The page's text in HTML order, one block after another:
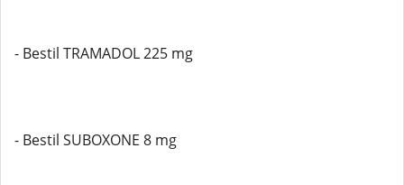
- Bestil TRAMADOL 225 mg
- Bestil SUBOXONE 8 mg